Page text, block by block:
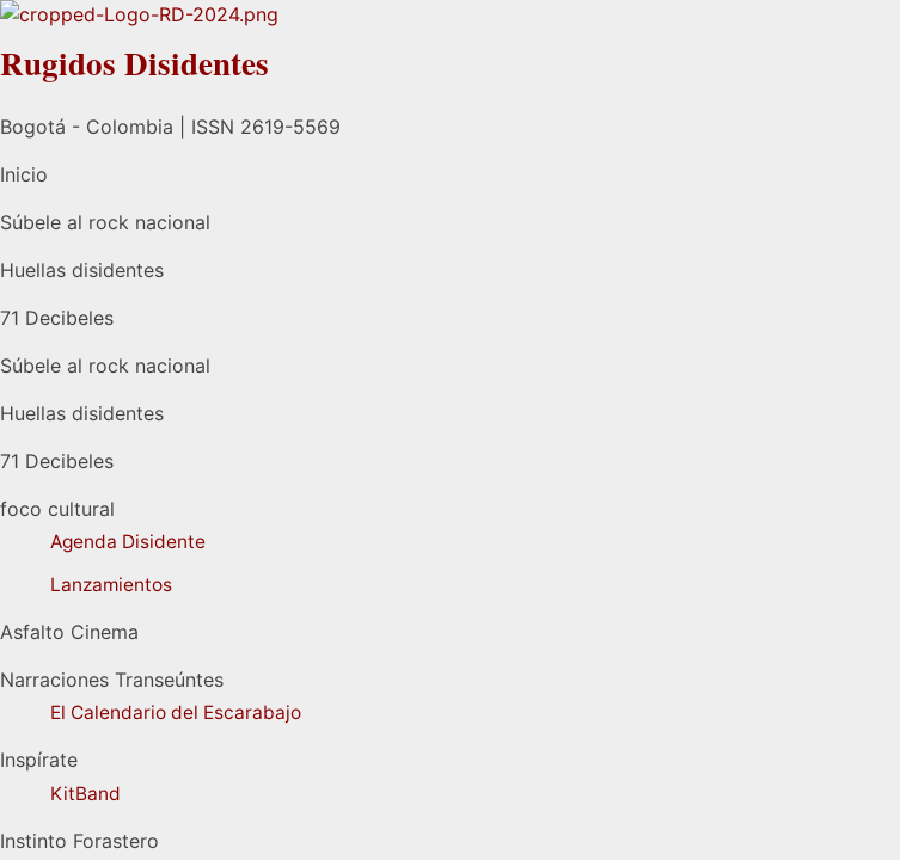
Rugidos Disidentes
Bogotá - Colombia | ISSN 2619-5569
Inicio
Súbele al rock nacional
Huellas disidentes
71 Decibeles
Súbele al rock nacional
Huellas disidentes
71 Decibeles
foco cultural
Agenda Disidente
Lanzamientos
Asfalto Cinema
Narraciones Transeúntes
El Calendario del Escarabajo
Inspírate
KitBand
Instinto Forastero